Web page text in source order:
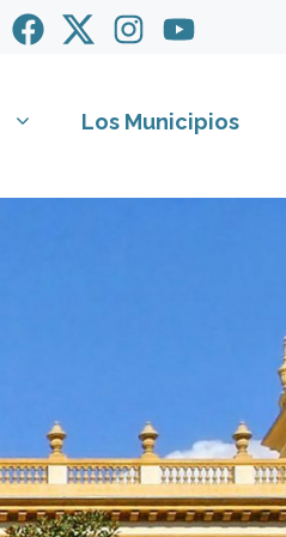
Los Municipios